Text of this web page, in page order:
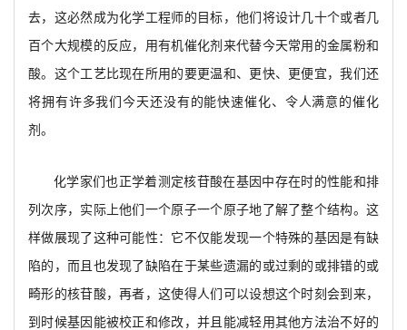
去，这必然成为化学工程师的目标，他们将设计几十个或者几
百个大规模的反应，用有机催化剂来代替今天常用的金属粉和
酸。这个工艺比现在所用的要更温和、更快、更便宜，我们还
将拥有许多我们今天还没有的能快速催化、令人满意的催化
剂。
化学家们也正学着测定核苷酸在基因中存在时的性能和排
列次序，实际上他们一个原子一个原子地了解了整个结构。这
样做展现了这种可能性：它不仅能发现一个特殊的基因是有缺
陷的，而且也发现了缺陷在于某些遗漏的或过剩的或排错的或
畸形的核苷酸，再者，这使得人们可以设想这个时刻会到来，
到时候基因能被校正和修改，并且能减轻用其他方法治不好的